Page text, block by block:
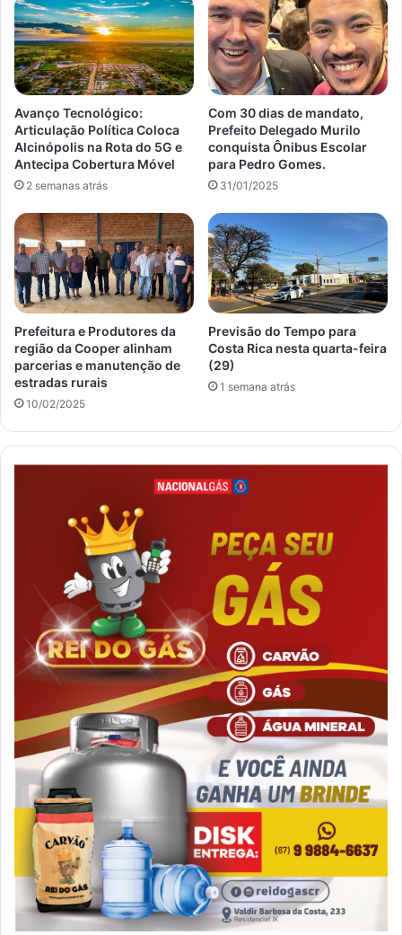
Avanço Tecnológico:
Articulação Política Coloca
Alcinópolis na Rota do 5G e
Antecipa Cobertura Móvel
2 semanas atrás
Com 30 dias de mandato,
Prefeito Delegado Murilo
conquista Ônibus Escolar
para Pedro Gomes.
31/01/2025
Prefeitura e Produtores da
região da Cooper alinham
parcerias e manutenção de
estradas rurais
10/02/2025
Previsão do Tempo para
Costa Rica nesta quarta-feira
(29)
1 semana atrás